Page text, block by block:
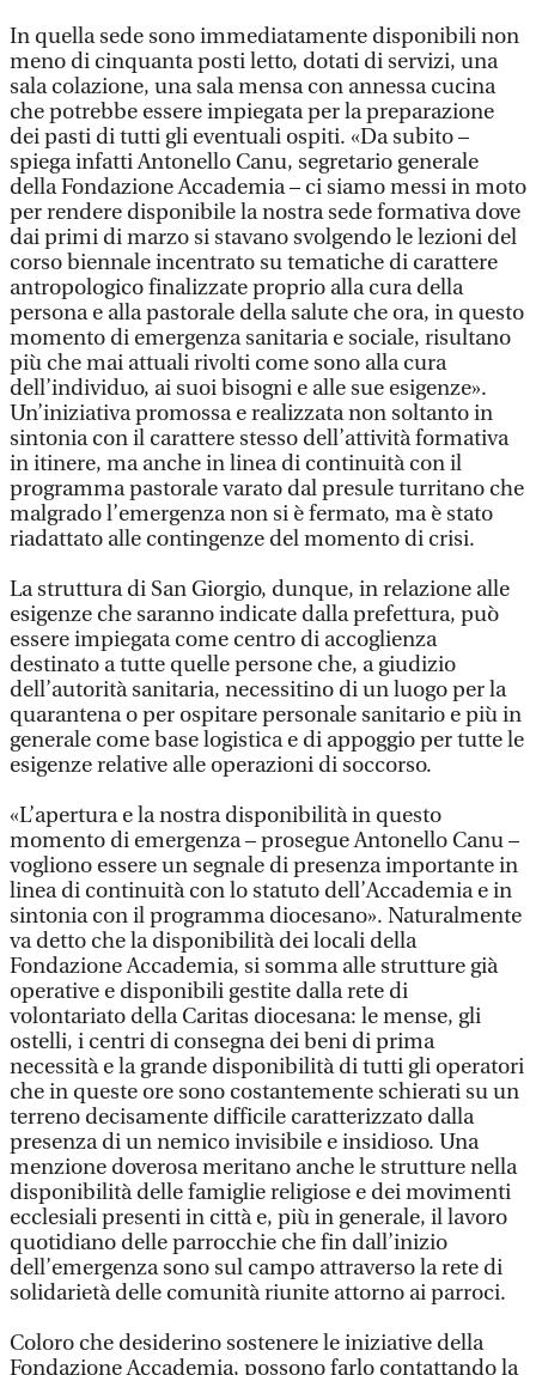
In quella sede sono immediatamente disponibili non
meno di cinquanta posti letto, dotati di servizi, una
sala colazione, una sala mensa con annessa cucina
che potrebbe essere impiegata per la preparazione
dei pasti di tutti gli eventuali ospiti. «Da subito –
spiega infatti Antonello Canu, segretario generale
della Fondazione Accademia – ci siamo messi in moto
per rendere disponibile la nostra sede formativa dove
dai primi di marzo si stavano svolgendo le lezioni del
corso biennale incentrato su tematiche di carattere
antropologico finalizzate proprio alla cura della
persona e alla pastorale della salute che ora, in questo
momento di emergenza sanitaria e sociale, risultano
più che mai attuali rivolti come sono alla cura
dell’individuo, ai suoi bisogni e alle sue esigenze».
Un’iniziativa promossa e realizzata non soltanto in
sintonia con il carattere stesso dell’attività formativa
in itinere, ma anche in linea di continuità con il
programma pastorale varato dal presule turritano che
malgrado l’emergenza non si è fermato, ma è stato
riadattato alle contingenze del momento di crisi.
La struttura di San Giorgio, dunque, in relazione alle
esigenze che saranno indicate dalla prefettura, può
essere impiegata come centro di accoglienza
destinato a tutte quelle persone che, a giudizio
dell’autorità sanitaria, necessitino di un luogo per la
quarantena o per ospitare personale sanitario e più in
generale come base logistica e di appoggio per tutte le
esigenze relative alle operazioni di soccorso.
«L’apertura e la nostra disponibilità in questo
momento di emergenza – prosegue Antonello Canu –
vogliono essere un segnale di presenza importante in
linea di continuità con lo statuto dell’Accademia e in
sintonia con il programma diocesano». Naturalmente
va detto che la disponibilità dei locali della
Fondazione Accademia, si somma alle strutture già
operative e disponibili gestite dalla rete di
volontariato della Caritas diocesana: le mense, gli
ostelli, i centri di consegna dei beni di prima
necessità e la grande disponibilità di tutti gli operatori
che in queste ore sono costantemente schierati su un
terreno decisamente difficile caratterizzato dalla
presenza di un nemico invisibile e insidioso. Una
menzione doverosa meritano anche le strutture nella
disponibilità delle famiglie religiose e dei movimenti
ecclesiali presenti in città e, più in generale, il lavoro
quotidiano delle parrocchie che fin dall’inizio
dell’emergenza sono sul campo attraverso la rete di
solidarietà delle comunità riunite attorno ai parroci.
Coloro che desiderino sostenere le iniziative della
Fondazione Accademia, possono farlo contattando la